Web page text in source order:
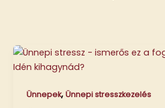
Ünnepek,Ünnepi stresszkezelés